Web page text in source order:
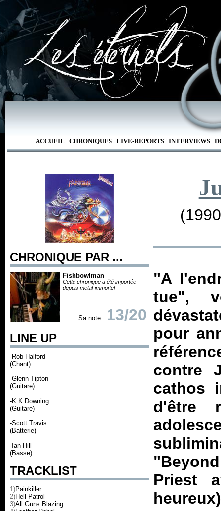
ACCUEIL CHRONIQUES LIVE-REPORTS INTERVIEWS
CHRONIQUE PAR ...
Fishbowlman
Cette chronique a été importée
depuis metal-immortel
Sa note : 13/20
LINE UP
-Rob Halford
(Chant)
-Glenn Tipton
(Guitare)
-K.K Downing
(Guitare)
-Scott Travis
(Batterie)
-Ian Hill
(Basse)
TRACKLIST
1)Painkiller
2)Hell Patrol
3)All Guns Blazing
"A
tue",
pour
contre
cathos
d'être
Priest